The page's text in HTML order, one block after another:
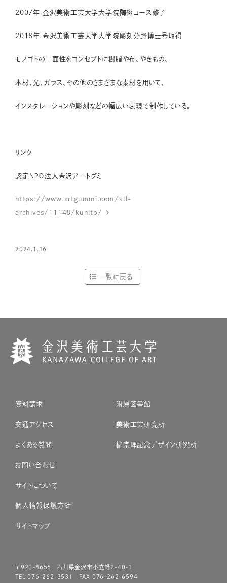
2007年 金沢美術工芸大学大学院陶磁コース修了
2018年 金沢美術工芸大学大学院彫刻分野博士号取得
モノゴトの二面性をコンセプトに樹脂や布、やきもの、
木材、光、ガラス、その他のさまざまな素材を用いて、
インスタレーションや彫刻などの幅広い表現で制作している。
リンク
認定ＮＰＯ法人金沢アートグミ
https://www.artgummi.com/all-
archives/11148/kunito/
2024.1.16
一覧に戻る
資料請求
交通アクセス
よくある質問
お問い合わせ
サイトについて
個人情報保護方針
サイトマップ
附属図書館
美術工芸研究所
柳宗理記念デザイン研究所
〒920-8656 石川県金沢市小立野2-40-1
TEL 076-262-3531 FAX 076-262-6594